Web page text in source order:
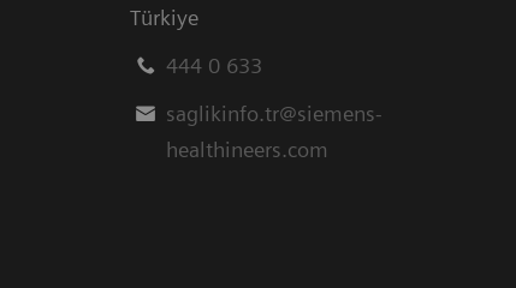
Türkiye
444 0 633
saglikinfo.tr@siemens-
healthineers.com